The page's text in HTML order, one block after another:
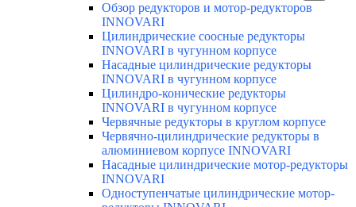
Обзор редукторов и мотор-редукторов
INNOVARI
Цилиндрические соосные редукторы
INNOVARI в чугунном корпусе
Насадные цилиндрические редукторы
INNOVARI в чугунном корпусе
Цилиндро-конические редукторы
INNOVARI в чугунном корпусе
Червячные редукторы в круглом корпусе
Червячно-цилиндрические редукторы в
алюминиевом корпусе INNOVARI
Насадные цилиндрические мотор-редукторы
INNOVARI
Одноступенчатые цилиндрические мотор-